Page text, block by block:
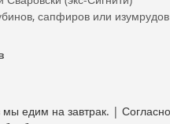
сапфиров или
едим на завтрак. |